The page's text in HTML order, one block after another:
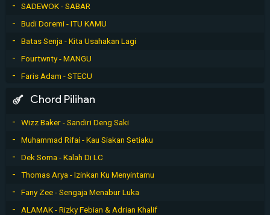
SADEWOK - SABAR
Budi Doremi - ITU KAMU
Batas Senja - Kita Usahakan Lagi
Fourtwnty - MANGU
Faris Adam - STECU
Chord Pilihan
Wizz Baker - Sandiri Deng Saki
Muhammad Rifai - Kau Siakan Setiaku
Dek Soma - Kalah Di LC
Thomas Arya - Izinkan Ku Menyintamu
Fany Zee - Sengaja Menabur Luka
ALAMAK - Rizky Febian & Adrian Khalif